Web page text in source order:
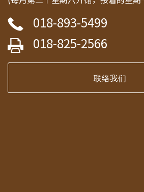
018-893-5499
018-825-2566
联络我们